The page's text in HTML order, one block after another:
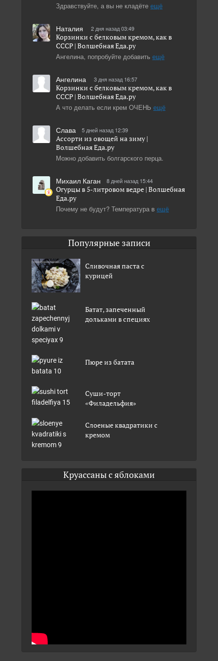
Здравствуйте, а вы не кладёте ещё
Наталия 2 дня назад 03:49
Ангелина, попробуйте добавить ещё
Корзинки с белковым кремом, как в
СССР | Волшебная Eда.ру
Ангелина 3 дня назад 16:57
А что делать если крем ОЧЕНЬ ещё
Корзинки с белковым кремом, как в
СССР | Волшебная Eда.ру
Слава 5 дней назад 12:39
Можно добавить болгарского перца.
Ассорти из овощей на зиму |
Волшебная Eда.ру
Михаил Каган 8 дней назад 15:44
Почему не будут? Температура в ещё
Огурцы в 5-литровом ведре | Волшебная
Eда.ру
Популярные записи
Сливочная паста с
курицей
Батат, запеченный
дольками в специях
Пюре из батата
Суши-торт
«Филадельфия»
Слоеные квадратики с
кремом
Круассаны с яблоками